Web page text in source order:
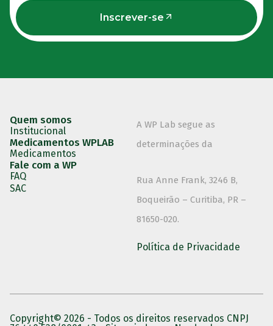
Inscrever-se
Quem somos
Institucional
Medicamentos WPLAB
Medicamentos
Fale com a WP​
FAQ
SAC
A WP Lab segue as
determinações da
Rua Anne Frank, 3246 B,
Boqueirão – Curitiba, PR –
81650-020.
Política de Privacidade
Copyright© 2026 - Todos os direitos reservados CNPJ